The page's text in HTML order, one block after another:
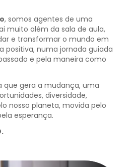
, somos agentes de uma
muito além da sala de aula,
e transformar o mundo em
positiva, numa jornada guiada
e pela maneira como
que gera a mudança, uma
diversidade,
nosso planeta, movida pelo
esperança.